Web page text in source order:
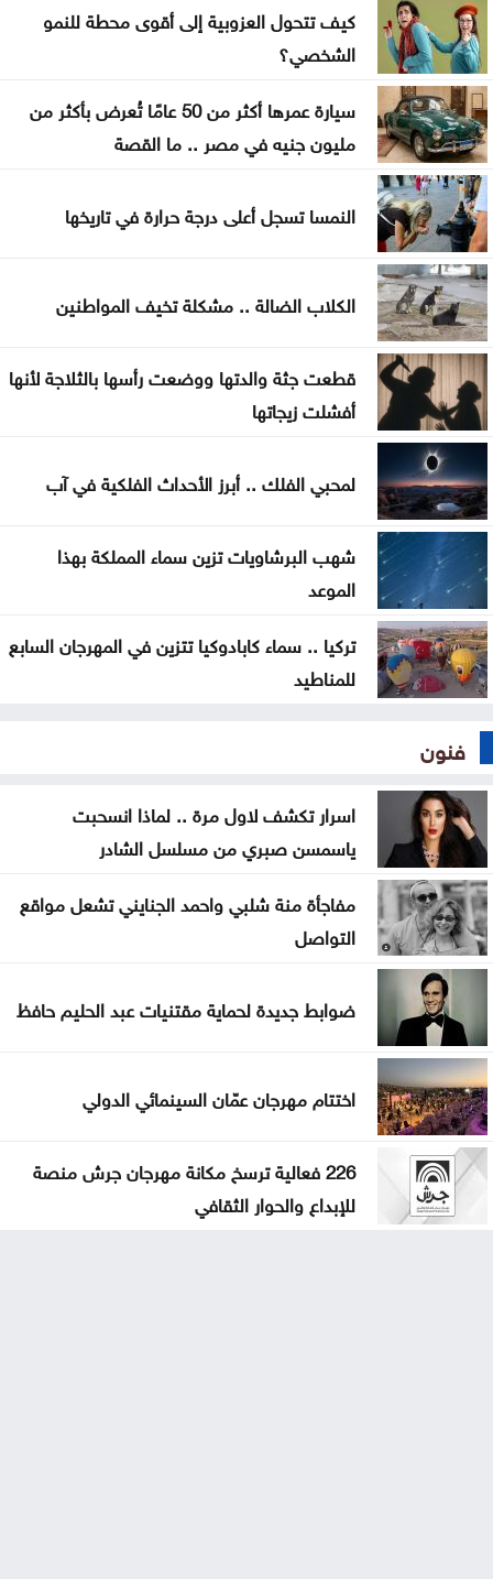
الأميركي
إرادة ملكية بتعيين رئيس الديوان الملكي ومدير مكتب
الملك في مجلس الأمن القومي
إصابة طفلين فلسطينيين بنيران الجيش الإسرائيلي في
غزة
بلال احمد المحاسنه مبارك المسمى الجديد
الأشغال تبدأ السبت أعمال صيانة طريق معان – البادية
تخفيض عدد أعضاء مجلس التعليم العالي ومجالس
الأمناء
توافق مبدئي على آلية تعيين المدير التنفيذي للبلديات
اليرموك تطلق اسم اليوبيل الذهبي على خريجي الفوج
47 من طلبتها
كيف تتحول العزوبية إلى أقوى محطة للنمو
الشخصي؟
سيارة عمرها أكثر من 50 عامًا تُعرض بأكثر من
مليون جنيه في مصر .. ما القصة
النمسا تسجل أعلى درجة حرارة في تاريخها
الكلاب الضالة .. مشكلة تخيف المواطنين
قطعت جثة والدتها ووضعت رأسها بالثلاجة لأنها
أفشلت زيجاتها
لمحبي الفلك .. أبرز الأحداث الفلكية في آب
شهب البرشاويات تزين سماء المملكة بهذا
الموعد
تركيا .. سماء كابادوكيا تتزين في المهرجان السابع
للمناطيد
فنون
اسرار تكشف لاول مرة .. لماذا انسحبت
ياسمسن صبري من مسلسل الشادر
مفاجأة منة شلبي واحمد الجنايني تشعل مواقع
التواصل
ضوابط جديدة لحماية مقتنيات عبد الحليم حافظ
اختتام مهرجان عمّان السينمائي الدولي
226 فعالية ترسخ مكانة مهرجان جرش منصة
للإبداع والحوار الثقافي